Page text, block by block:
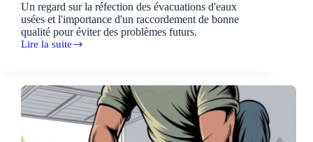
Un regard sur la réfection des évacuations d'eaux
usées et l'importance d'un raccordement de bonne
qualité pour éviter des problèmes futurs.
Lire la suite
Réfection
évacuation
d’eaux
usées